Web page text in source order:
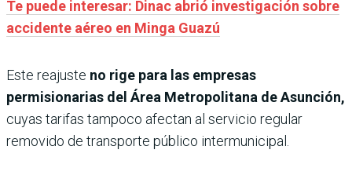
Te puede interesar: Dinac abrió investigación sobre
accidente aéreo en Minga Guazú
Este reajuste no rige para las empresas
permisionarias del Área Metropolitana de Asunción,
cuyas tarifas tampoco afectan al servicio regular
removido de transporte público intermunicipal.